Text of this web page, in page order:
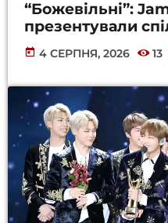
“Божевільні”:
презентували
today 4 СЕРПНЯ, 2026 13